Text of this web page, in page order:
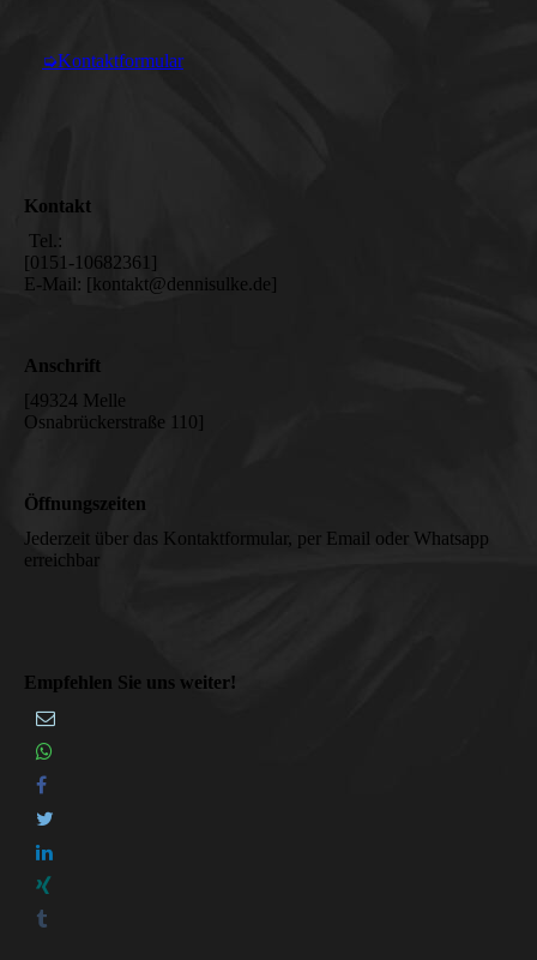
➭Kontaktformular
Kontakt
Tel.:
[0151-10682361]
E-Mail: [kontakt@dennisulke.de]
Anschrift
[49324 Melle
Osnabrückerstraße 110]
Öffnungszeiten
Jederzeit über das Kontaktformular, per Email oder Whatsapp
erreichbar
Empfehlen Sie uns weiter!